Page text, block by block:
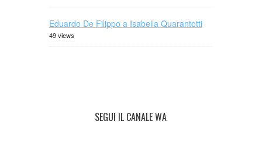
Eduardo De Filippo a Isabella Quarantotti
49 views
SEGUI IL CANALE WA